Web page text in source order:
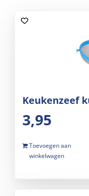
Keukenzeef
3,95
Toevoegen aan
winkelwagen